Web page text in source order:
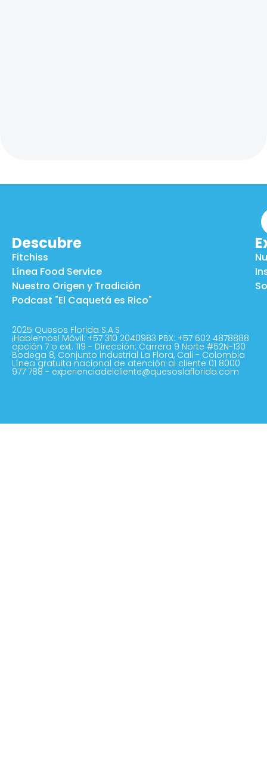
Descubre
Fitchiss
Línea Food Service
Nuestro Origen y Tradición
Podcast "El Caquetá es Rico"
2025 Quesos Florida S.A.S
¡Hablemos! Móvil: +57 310 2040983 PBX: +57 602 4878888
opción 7 o ext. 119 - Dirección: Carrera 9 Norte #52N-130
Bodega 8, Conjunto industrial La Flora, Cali - Colombia
Línea gratuita nacional de atención al cliente 01 8000
977 788 - experienciadelcliente@quesoslaflorida.com